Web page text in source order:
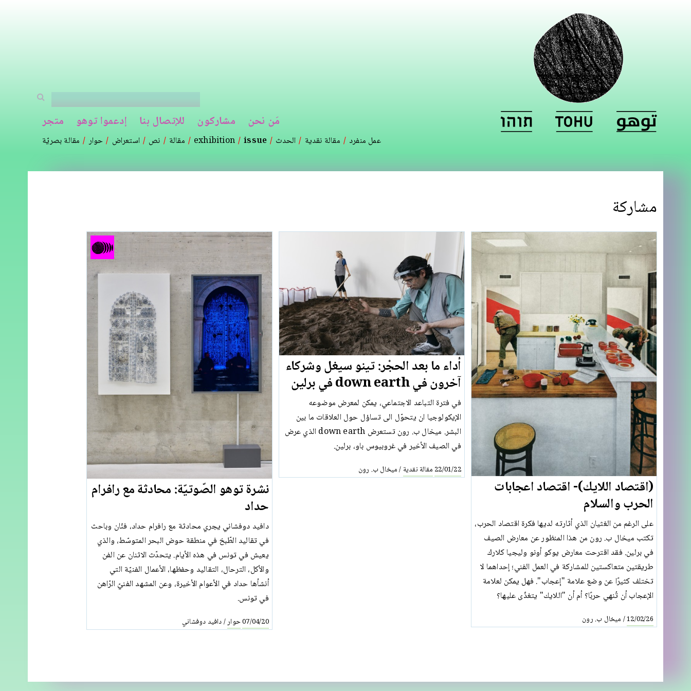
مَن نحن مشاركون للإتصال بنا إدعموا توهو متجر
مقالة بصريّة حوار استعراض نص مقالة exhibition issue الحدث مقالة نقدية عمل منفرد
مشاركة
(اقتصاد اللايك)- اقتصاد اعجابات
الحرب والسلام
على الرغم من الغثيان الذي أثارته لديها فكرة اقتصاد الحرب،
تكتب ميخال ب. رون من هذا المنظور عن معارض الصيف
في برلين. فقد اقترحت معارض يوكو أونو وليجيا كلارك
طريقتين متعاكستين للمشاركة في العمل الفني؛ إحداهما لا
تختلف كثيرًا عن وضع علامة "إعجاب". فهل يمكن لعلامة
الإعجاب أن تُنهي حربًا؟ أم أن "اللايك" يتغذّى عليها؟
12/02/26
/ ميخال ب. رون
أداء ما بعد الحجْر: تينو سيغل وشركاء
آخرون في down earth في برلين
في فترة التباعد الاجتماعي، يمكن لمعرض موضوعه
الإيكولوجيا ان يتحوّل الى تساؤل حول العلاقات ما بين
البشر. ميخال ب. رون تستعرض down earth الذي عرض
في الصيف الأخير في غروبيوس باو، برلين.
22/01/22 مقالة نقدية /ميخال ب. رون
نشرة توهو الصّوتيّة: محادثة مع رافرام
حداد
دافيد دوفشاني يجري محادثة مع رافرام حداد، فنّان وباحث
في تقاليد الطّبخ في منطقة حوض البحر المتوسّط، والذي
يعيش في تونس في هذه الأيام. يتحدّث الاثنان عن الفن
والأكل، الترحال، التقاليد وحفظها، الأعمال الفنيّة التي
أنشأها حداد في الأعوام الأخيرة، وعن المشهد الفنيّ الرّاهن
في تونس.
07/04/20حوار/دافيد دوفشاني